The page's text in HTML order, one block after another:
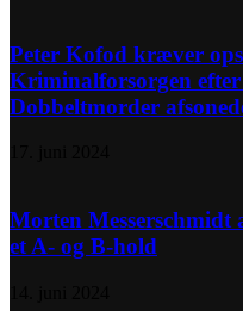
Peter Kofod kræver
Kriminalforsorgen
Dobbeltmorder
Morten Messerschmidt
et A- og B-hold